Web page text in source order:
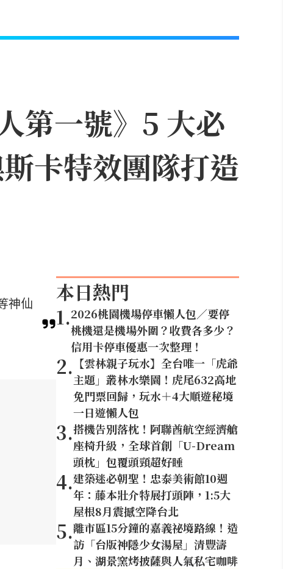
第一號》5 大必
卡特效團隊打造
神仙
本日熱門
1.2026桃園機場停車懶人包／要停
桃機還是機場外圍？收費各多少？
信用卡停車優惠一次整理！
2. 【雲林親子玩水】全台唯一「虎爺
主題」叢林水樂園！虎尾632高地
免門票回歸，玩水＋4大順遊秘境
一日遊懶人包
3.搭機告別落枕！阿聯酋航空經濟艙
座椅升級，全球首創「U-Dream
頭枕」包覆頭頸超好睡
4.建築迷必朝聖！忠泰美術館10週
年：藤本壯介特展打頭陣，1:5大
屋根8月震撼空降台北
5.離市區15分鐘的嘉義祕境路線！造
訪「台版神隱少女湯屋」清豐濤
月、湖景窯烤披薩與人氣私宅咖啡